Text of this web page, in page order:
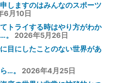
しますのはみんなのスポーツ
6月10日
トライする時はやり方がわか
。
2026年5月26日
目にしたことのない世界があ
…。
2026年4月25日